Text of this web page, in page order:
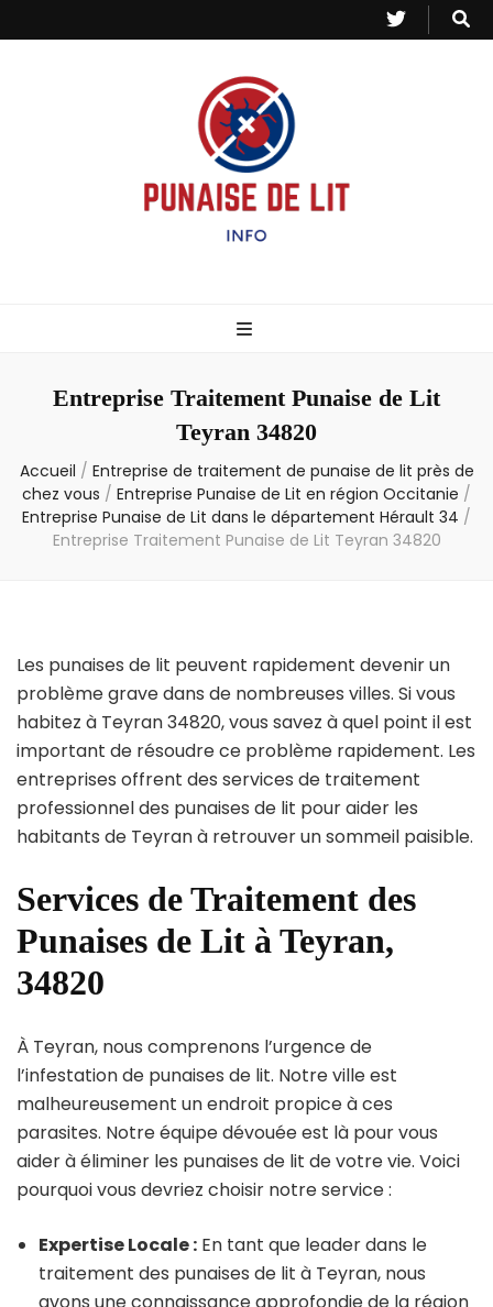
– Info
Entreprise Traitement Punaise de Lit
Teyran 34820
Accueil / Entreprise de traitement de punaise de lit près de
chez vous / Entreprise Punaise de Lit en région Occitanie /
Entreprise Punaise de Lit dans le département Hérault 34 /
Entreprise Traitement Punaise de Lit Teyran 34820
Les punaises de lit peuvent rapidement devenir un
problème grave dans de nombreuses villes. Si vous
habitez à Teyran 34820, vous savez à quel point il est
important de résoudre ce problème rapidement. Les
entreprises offrent des services de traitement
professionnel des punaises de lit pour aider les
habitants de Teyran à retrouver un sommeil paisible.
Services de Traitement des
Punaises de Lit à Teyran,
34820
À Teyran, nous comprenons l’urgence de
l’infestation de punaises de lit. Notre ville est
malheureusement un endroit propice à ces
parasites. Notre équipe dévouée est là pour vous
aider à éliminer les punaises de lit de votre vie. Voici
pourquoi vous devriez choisir notre service :
Expertise Locale : En tant que leader dans le
traitement des punaises de lit à Teyran, nous
avons une connaissance approfondie de la région